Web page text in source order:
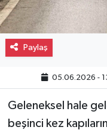
Paylaş
05.06.2026 -
Geleneksel hale
beşinci kez